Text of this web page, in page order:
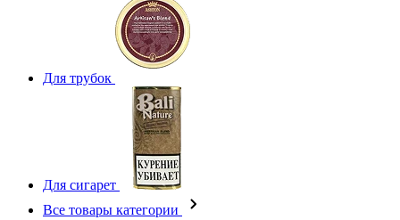
Для трубок
Для сигарет
Все товары категории